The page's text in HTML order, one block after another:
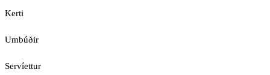
Kerti
Umbúðir
Servíettur